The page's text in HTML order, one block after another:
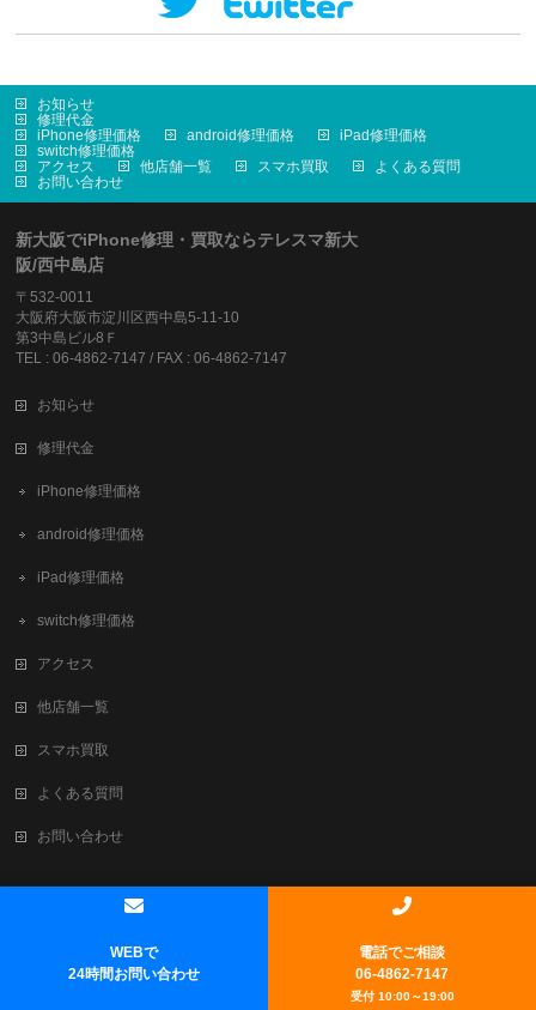
お知らせ
修理代金
iPhone修理価格
android修理価格
iPad修理価格
switch修理価格
アクセス
他店舗一覧 スマホ買取
よくある質問
お問い合わせ
新大阪でiPhone修理・買取ならテレスマ新大
阪/西中島店
〒532-0011
大阪府大阪市淀川区西中島5-11-10
第3中島ビル8Ｆ
TEL : 06-4862-7147 / FAX : 06-4862-7147
お知らせ
修理代金
iPhone修理価格
android修理価格
iPad修理価格
switch修理価格
アクセス
他店舗一覧
スマホ買取
よくある質問
お問い合わせ
新大阪でiPhone修理・買取ならテレスマ新大阪/西中島店
Powered byWordPress Vektor,Inc.technology.
WEBで
24時間お問い合わせ
電話でご相談
06-4862-7147
受付 10:00～19:00